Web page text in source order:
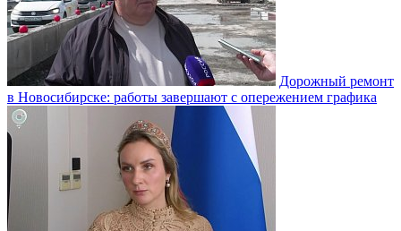
Дорожный ремонт
в Новосибирске: работы завершают с опережением графика